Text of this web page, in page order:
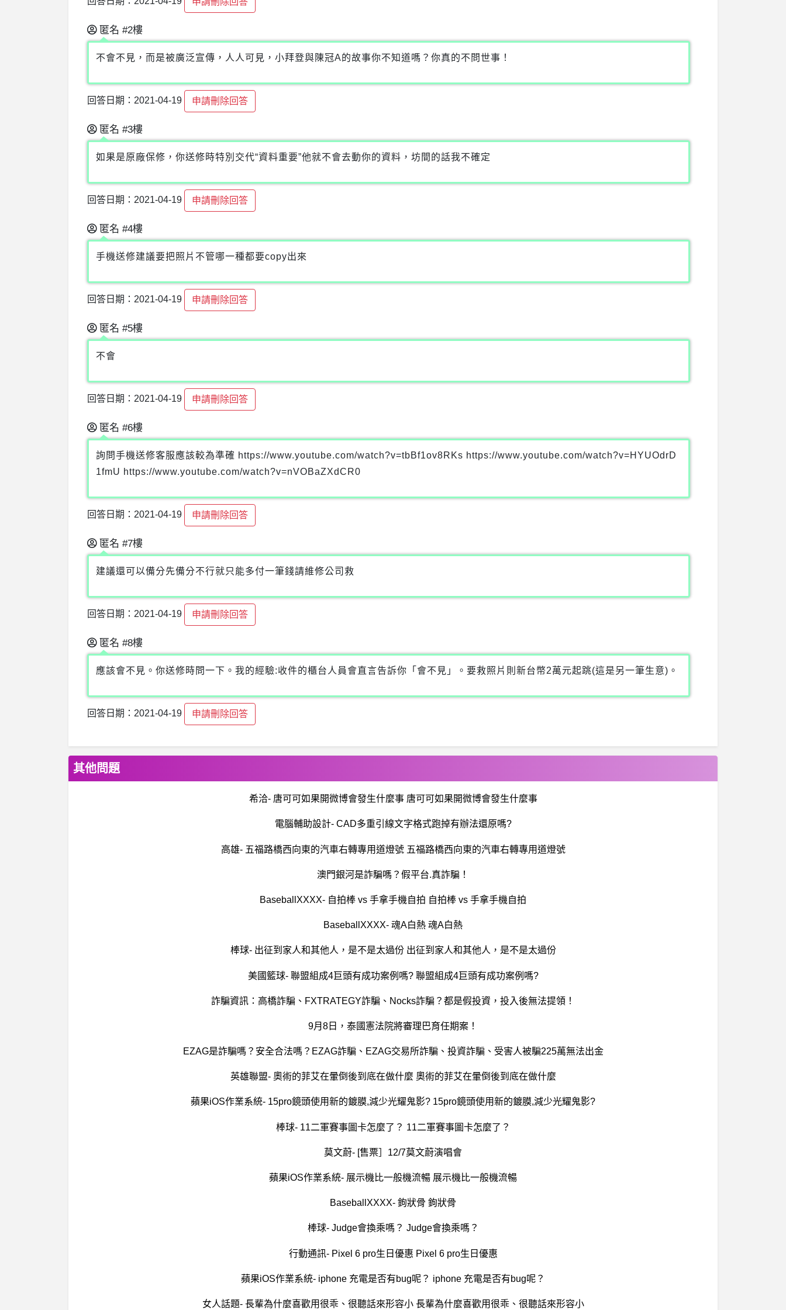
匿名 #2樓
不會不見，而是被廣泛宣傳，人人可見，小拜登與陳冠A的故事你不知道嗎？你真的不問世事！
回答日期：2021-04-19 申請刪除回答
匿名 #3樓
如果是原廠保修，你送修時特別交代“資料重要”他就不會去動你的資料，坊間的話我不確定
回答日期：2021-04-19 申請刪除回答
匿名 #4樓
手機送修建議要把照片不管哪一種都要copy出來
回答日期：2021-04-19 申請刪除回答
匿名 #5樓
不會
回答日期：2021-04-19 申請刪除回答
匿名 #6樓
詢問手機送修客服應該較為準確 https://www.youtube.com/watch?v=tbBf1ov8RKs https://www.youtube.com/watch?v=HYUOdrD
1fmU https://www.youtube.com/watch?v=nVOBaZXdCR0
回答日期：2021-04-19 申請刪除回答
匿名 #7樓
建議還可以備分先備分不行就只能多付一筆錢請維修公司救
回答日期：2021-04-19 申請刪除回答
匿名 #8樓
應該會不見。你送修時問一下。我的經驗:收件的櫃台人員會直言告訴你「會不見」。要救照片則新台幣2萬元起跳(這是另一筆生意)。
回答日期：2021-04-19 申請刪除回答
其他問題
希洽- 唐可可如果開微博會發生什麼事 唐可可如果開微博會發生什麼事
電腦輔助設計- CAD多重引線文字格式跑掉有辦法還原嗎?
高雄- 五福路橋西向東的汽車右轉專用道燈號 五福路橋西向東的汽車右轉專用道燈號
澳門銀河是詐騙嗎？假平台.真詐騙！
BaseballXXXX- 自拍棒 vs 手拿手機自拍 自拍棒 vs 手拿手機自拍
BaseballXXXX- 魂A白熱 魂A白熱
棒球- 出征到家人和其他人，是不是太過份 出征到家人和其他人，是不是太過份
美國籃球- 聯盟組成4巨頭有成功案例嗎? 聯盟組成4巨頭有成功案例嗎?
詐騙資訊：高橋詐騙、FXTRATEGY詐騙、Nocks詐騙？都是假投資，投入後無法提領！
9月8日，泰國憲法院將審理巴育任期案！
EZAG是詐騙嗎？安全合法嗎？EZAG詐騙、EZAG交易所詐騙、投資詐騙、受害人被騙225萬無法出金
英雄聯盟- 奧術的菲艾在暈倒後到底在做什麼 奧術的菲艾在暈倒後到底在做什麼
蘋果iOS作業系統- 15pro鏡頭使用新的鍍膜,減少光耀鬼影? 15pro鏡頭使用新的鍍膜,減少光耀鬼影?
棒球- 11二軍賽事圖卡怎麼了？ 11二軍賽事圖卡怎麼了？
莫文蔚- [售票］12/7莫文蔚演唱會
蘋果iOS作業系統- 展示機比一般機流暢 展示機比一般機流暢
BaseballXXXX- 鉤狀骨 鉤狀骨
棒球- Judge會換乘嗎？ Judge會換乘嗎？
行動通訊- Pixel 6 pro生日優惠 Pixel 6 pro生日優惠
蘋果iOS作業系統- iphone 充電是否有bug呢？ iphone 充電是否有bug呢？
女人話題- 長輩為什麼喜歡用很乖、很聽話來形容小 長輩為什麼喜歡用很乖、很聽話來形容小